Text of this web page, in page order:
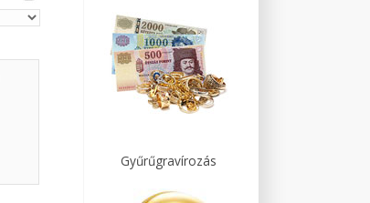
Gyűrűgravírozás